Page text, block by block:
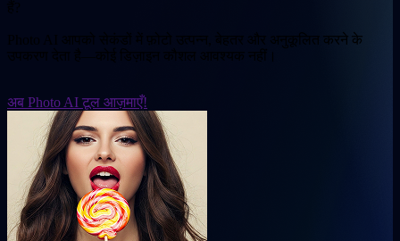
Photo AI आपको सेकंडों में फ़ोटो उत्पन्न, बेहतर और अनुकूलित करने के
उपकरण देता है—कोई डिज़ाइन कौशल आवश्यक नहीं।
अब Photo AI टूल आज़माएँ!